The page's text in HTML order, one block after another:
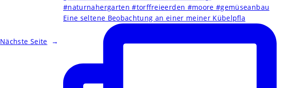
Nächste Seite →
Eine seltene Beobachtung an einer meiner Kübelpfla